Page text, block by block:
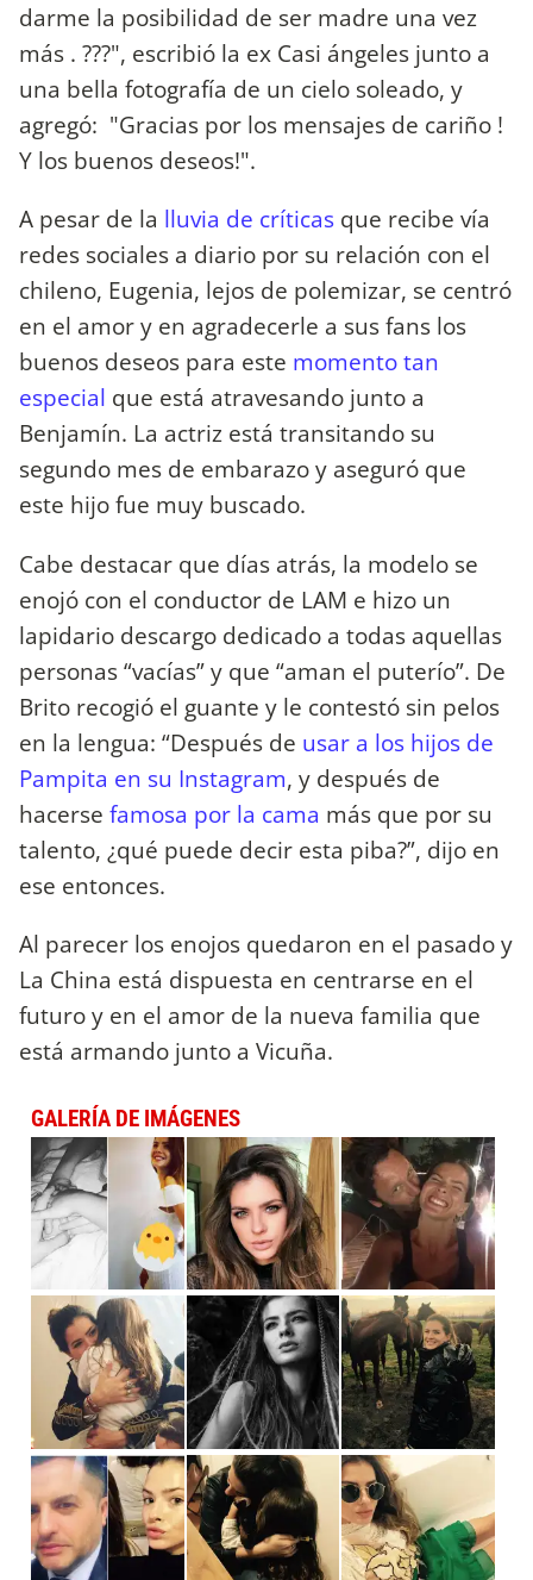
darme la posibilidad de ser madre una vez
más . ️???", escribió la ex Casi ángeles junto a
una bella fotografía de un cielo soleado, y
agregó: "Gracias por los mensajes de cariño !
Y los buenos deseos!".
A pesar de la lluvia de críticas que recibe vía
redes sociales a diario por su relación con el
chileno, Eugenia, lejos de polemizar, se centró
en el amor y en agradecerle a sus fans los
buenos deseos para este momento tan
especial que está atravesando junto a
Benjamín. La actriz está transitando su
segundo mes de embarazo y aseguró que
este hijo fue muy buscado.
Cabe destacar que días atrás, la modelo se
enojó con el conductor de LAM e hizo un
lapidario descargo dedicado a todas aquellas
personas “vacías” y que “aman el puterío”. De
Brito recogió el guante y le contestó sin pelos
en la lengua: “Después de usar a los hijos de
Pampita en su Instagram, y después de
hacerse famosa por la cama más que por su
talento, ¿qué puede decir esta piba?”, dijo en
ese entonces.
Al parecer los enojos quedaron en el pasado y
La China está dispuesta en centrarse en el
futuro y en el amor de la nueva familia que
está armando junto a Vicuña.
GALERÍA DE IMÁGENES